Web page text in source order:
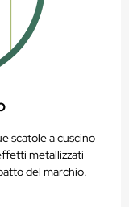
scatole a cuscino
metallizzati
del marchio.